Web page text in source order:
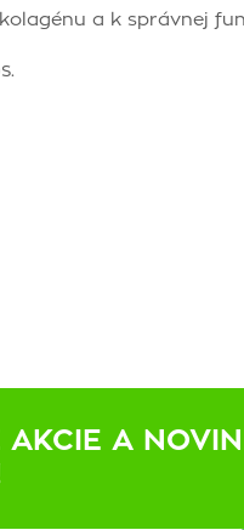
a k správnej
A